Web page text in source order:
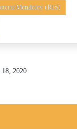
Mendeley (RIS)
18, 2020